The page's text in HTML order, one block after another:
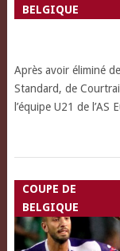
BELGIQUE
Après avoir éliminé
Standard, de
l’équipe U21 de
COUPE DE
BELGIQUE